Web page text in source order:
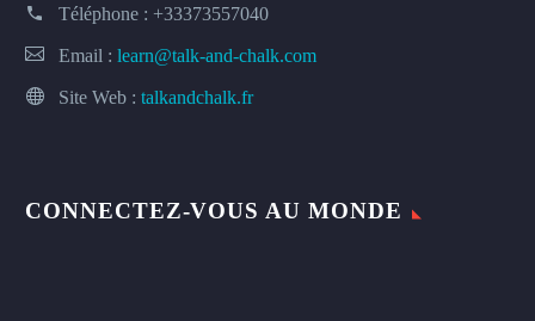
Téléphone : +33373557040
Email : learn@talk-and-chalk.com
Site Web : talkandchalk.fr
CONNECTEZ-VOUS AU MONDE